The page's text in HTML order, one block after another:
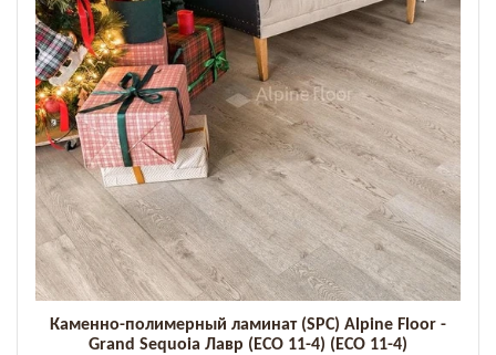
Каменно-полимерный ламинат (SPC) Alpine Floor -
Grand Sequoia Лавр (ECO 11-4) (ECO 11-4)